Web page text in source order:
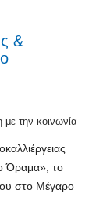
&
την κοινωνία
Όραμα», το
στο Μέγαρο